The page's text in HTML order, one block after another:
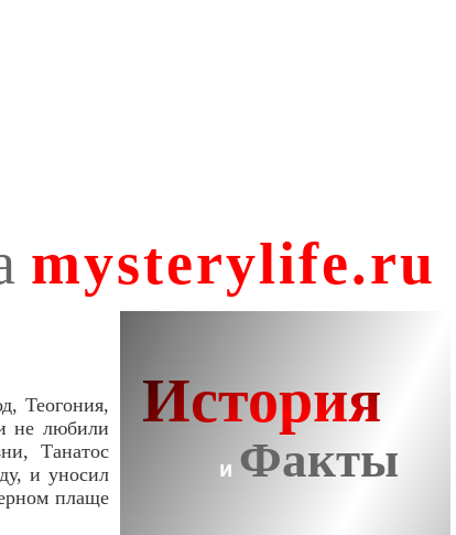
Теогония,
не любили
Танатос
и уносил
плаще